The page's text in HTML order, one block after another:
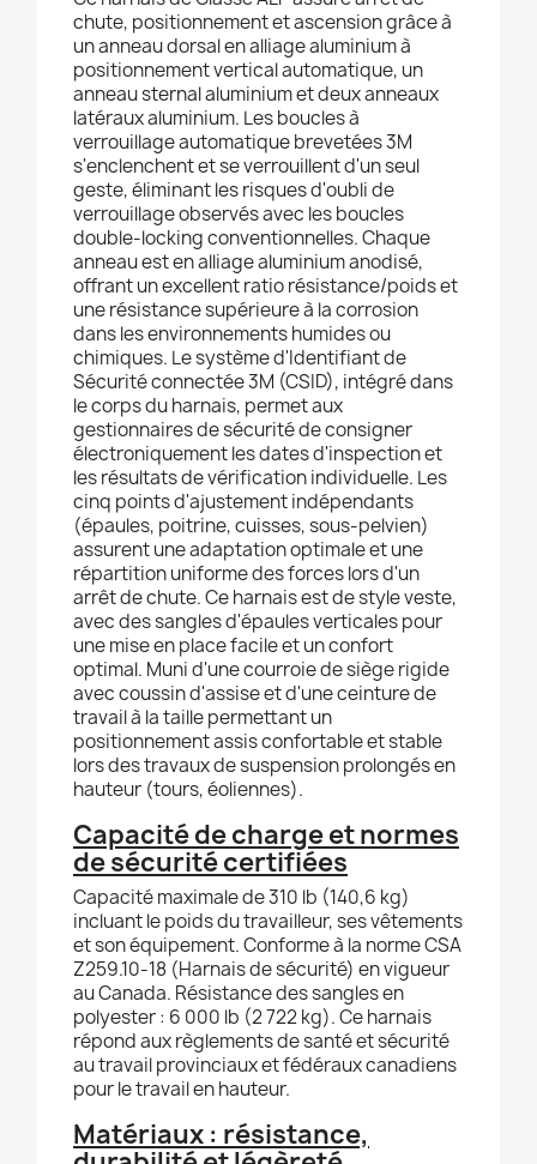
chute, positionnement et ascension grâce à
un anneau dorsal en alliage aluminium à
positionnement vertical automatique, un
anneau sternal aluminium et deux anneaux
latéraux aluminium. Les boucles à
verrouillage automatique brevetées 3M
s'enclenchent et se verrouillent d'un seul
geste, éliminant les risques d'oubli de
verrouillage observés avec les boucles
double-locking conventionnelles. Chaque
anneau est en alliage aluminium anodisé,
offrant un excellent ratio résistance/poids et
une résistance supérieure à la corrosion
dans les environnements humides ou
chimiques. Le système d'Identifiant de
Sécurité connectée 3M (CSID), intégré dans
le corps du harnais, permet aux
gestionnaires de sécurité de consigner
électroniquement les dates d'inspection et
les résultats de vérification individuelle. Les
cinq points d'ajustement indépendants
(épaules, poitrine, cuisses, sous-pelvien)
assurent une adaptation optimale et une
répartition uniforme des forces lors d'un
arrêt de chute. Ce harnais est de style veste,
avec des sangles d'épaules verticales pour
une mise en place facile et un confort
optimal. Muni d'une courroie de siège rigide
avec coussin d'assise et d'une ceinture de
travail à la taille permettant un
positionnement assis confortable et stable
lors des travaux de suspension prolongés en
hauteur (tours, éoliennes).
Capacité de charge et normes
de sécurité certifiées
Capacité maximale de 310 lb (140,6 kg)
incluant le poids du travailleur, ses vêtements
et son équipement. Conforme à la norme CSA
Z259.10-18 (Harnais de sécurité) en vigueur
au Canada. Résistance des sangles en
polyester : 6 000 lb (2 722 kg). Ce harnais
répond aux règlements de santé et sécurité
au travail provinciaux et fédéraux canadiens
pour le travail en hauteur.
Matériaux : résistance,